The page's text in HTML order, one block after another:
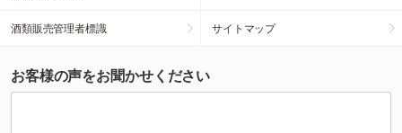
酒類販売管理者標識 サイトマップ
お客様の声をお聞かせください